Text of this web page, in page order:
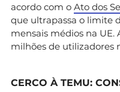
acordo com o Ato dos
que ultrapassa o limite
mensais médios na UE.
milhões de utilizadores
CERCO À TEMU: